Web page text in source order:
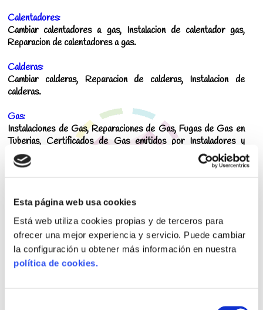
Esta página web usa cookies
Está web utiliza cookies propias y de terceros para
ofrecer una mejor experiencia y servicio. Puede cambiar
la configuración u obtener más información en nuestra
política de cookies.
Calentadores:
Cambiar calentadores a gas, Instalacion de calentador gas,
Reparacion de calentadores a gas.
Calderas:
Cambiar calderas, Reparacion de calderas, Instalacion de
calderas.
Gas:
Instalaciones de Gas, Reparaciones de Gas, Fugas de Gas en
Tuberias, Certificados de Gas emitidos por Instaladores y
Técnicos Oficiales de Gas Natural Autorizados por Industria.
reductora de presión de agua, etc.
💧 Fontanero Barato Tetuan
Don Aviso Tetuán, tiene los mejores